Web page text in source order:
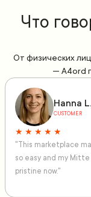
Что
От физических
— A4ord
Hanna L.
CUSTOMER
★ ★ ★ ★ ★
"This marketplace
so easy and my
pristine now."